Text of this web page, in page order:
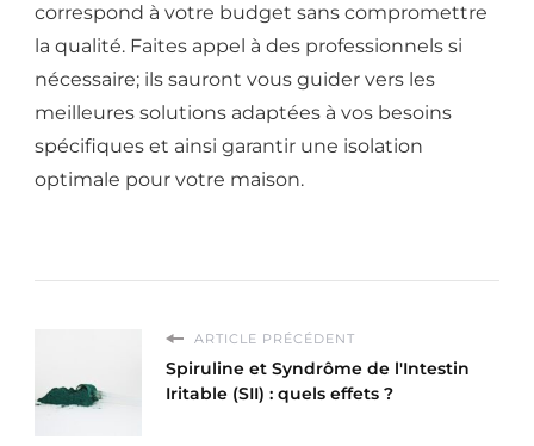
correspond à votre budget sans compromettre
la qualité. Faites appel à des professionnels si
nécessaire; ils sauront vous guider vers les
meilleures solutions adaptées à vos besoins
spécifiques et ainsi garantir une isolation
optimale pour votre maison.
ARTICLE PRÉCÉDENT
Spiruline et Syndrôme de l'Intestin
Iritable (SII) : quels effets ?